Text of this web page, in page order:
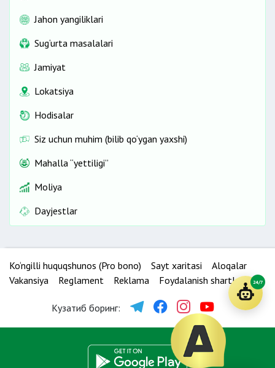
Jahon yangiliklari
Sug‘urta masalalari
Jamiyat
Lokatsiya
Hodisalar
Siz uchun muhim (bilib qo‘ygan yaxshi)
Mahalla “yettiligi”
Moliya
Dayjestlar
Ko‘ngilli huquqshunos (Pro bono) Sayt xaritasi
Aloqalar
Vakansiya
Reglament Reklama Foydalanish shartlari
Кузатиб боринг:
24/7